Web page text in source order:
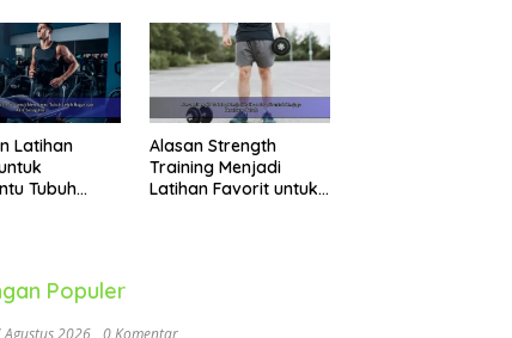
Latihan
Tubuh
Alasan Strength
Training Menjadi
Latihan Favorit untuk
Populer